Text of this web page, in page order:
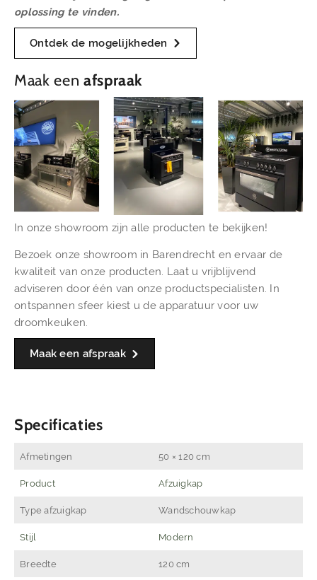
oplossing te vinden.
Ontdek de mogelijkheden
Maak een afspraak
In onze showroom zijn alle producten te bekijken!
Bezoek onze showroom in Barendrecht en ervaar de
kwaliteit van onze producten. Laat u vrijblijvend
adviseren door één van onze productspecialisten. In
ontspannen sfeer kiest u de apparatuur voor uw
droomkeuken.
Maak een afspraak
Specificaties
Afmetingen 50 × 120 cm
Product Afzuigkap
Type afzuigkap Wandschouwkap
Stijl Modern
Breedte 120 cm